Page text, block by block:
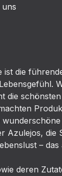
uns
ist die
die
Azulejos, die
–
deren